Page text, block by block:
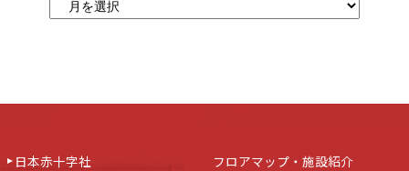
日本赤十字社 フロアマップ・施設紹介